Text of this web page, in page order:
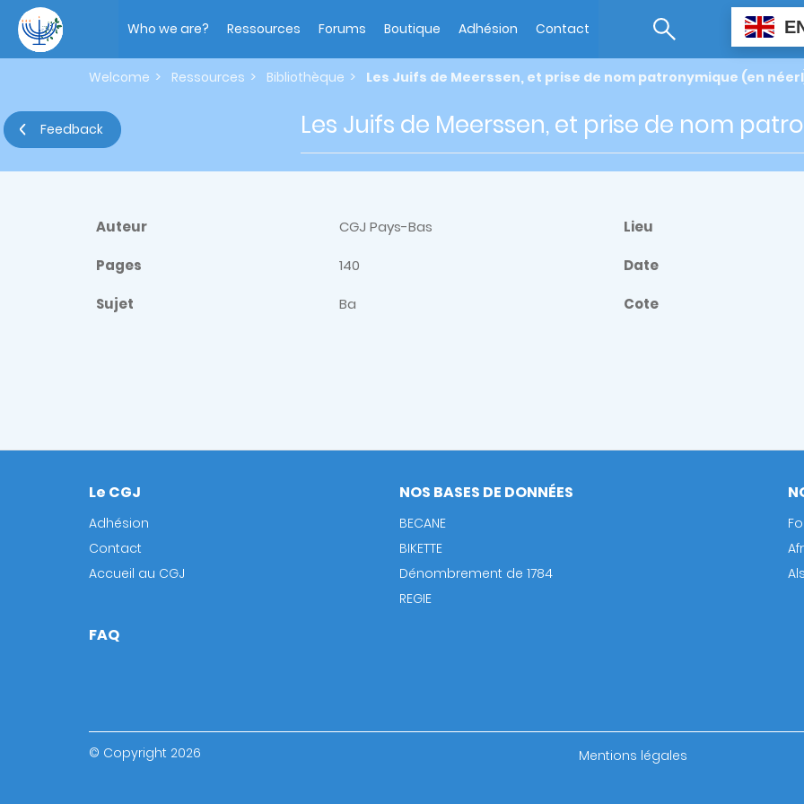
main
content
navigation
Who we are? Ressources Forums Boutique Adhésion Contact
Welcome Ressources Bibliothèque Les Juifs de Meerssen, et prise de nom patronymique (en
Feedback Les Juifs de Meerssen, et prise de nom
Auteur CGJ Pays-Bas Lieu
Pages 140 Date
Sujet Ba Cote
Footer
Le CGJ
Adhésion
Contact
Accueil au CGJ
NOS BASES DE DONNÉES
BECANE
BIKETTE
Dénombrement de 1784
REGIE
FAQ
© Copyright 2026
bottom
Mentions légales